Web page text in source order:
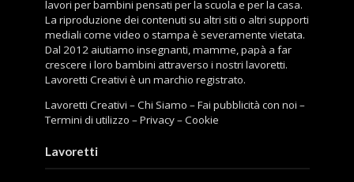
lavori per bambini pensati per la scuola e per la casa.
La riproduzione dei contenuti su altri siti o altri supporti
mediali come video o stampa è severamente vietata.
Dal 2012 aiutiamo insegnanti, mamme, papà a far
crescere i loro bambini attraverso i nostri lavoretti.
Lavoretti Creativi è un marchio registrato.
Lavoretti Creativi –Chi Siamo –Fai pubblicità con noi –
Termini di utilizzo –Privacy–Cookie
Lavoretti